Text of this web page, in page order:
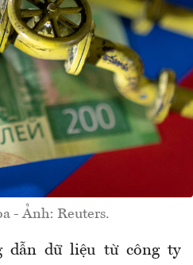
- Ảnh: Reuters.
dẫn dữ liệu từ công ty